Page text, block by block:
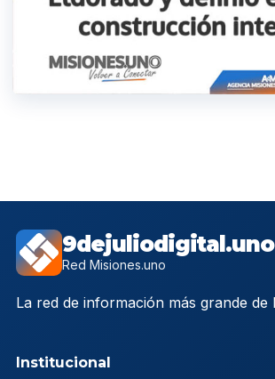
9dejuliodigital.uno
Red Misiones.uno
La red de información más grande de
Institucional